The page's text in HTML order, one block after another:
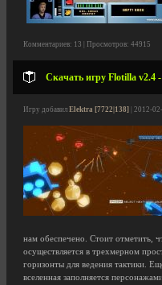
Комментариев: 13 | Просмотров: 44915
Скачать игру Flotilla v2.4
Игру добавил Elektra [7722|138] | 2012-
нам обеспечено. Стоит отметить,
осуществляется в трехмерном
горизонты для ведения тактики.
вселенная заполняется